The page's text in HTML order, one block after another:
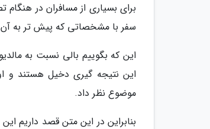
برای بسیاری از مسافران در
سفر با مشخصاتی که پیش تر به آن
این که بگوییم بالی نسبت به
این نتیجه گیری دخیل هستند و
موضوع نظر داد.
بنابراین در این متن قصد داریم